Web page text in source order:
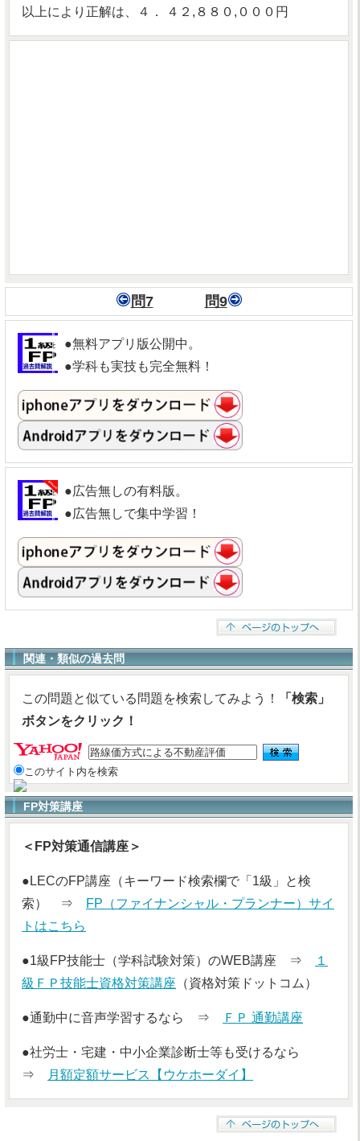
以上により正解は、４． ４２,８８０,０００円
問7 問9
●無料アプリ版公開中。
●学科も実技も完全無料！
●広告無しの有料版。
●広告無しで集中学習！
関連・類似の過去問
この問題と似ている問題を検索してみよう！
「検索」
ボタンをクリック！
このサイト内を検索
FP対策講座
＜FP対策通信講座＞
●LECのFP講座（キーワード検索欄で「1級」と検
索） ⇒
FP（ファイナンシャル・プランナー）サイ
トはこちら
●1級FP技能士（学科試験対策）のWEB講座 ⇒
１
級ＦＰ技能士資格対策講座 （資格対策ドットコム）
●通勤中に音声学習するなら ⇒ ＦＰ 通勤講座
●社労士・宅建・中小企業診断士等も受けるなら
⇒
月額定額サービス【ウケホーダイ】